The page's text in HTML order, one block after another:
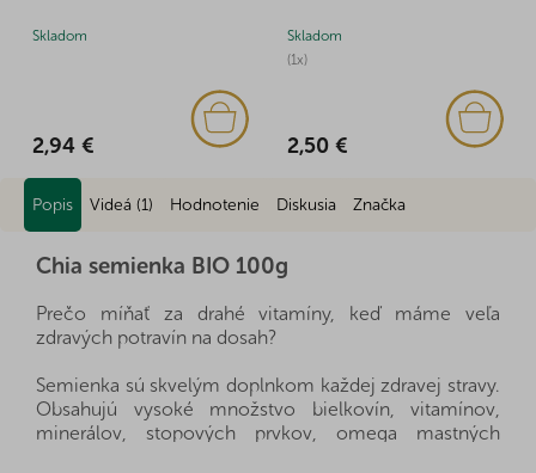
Skladom
2,94 €
(1x)
Skladom
2,50 €
Popis Videá (1) Hodnotenie Diskusia Značka
Chia semienka BIO 100g
Prečo míňať za drahé vitamíny, keď máme veľa
zdravých potravín na dosah?
Semienka sú skvelým doplnkom každej zdravej stravy.
Obsahujú vysoké množstvo bielkovín, vitamínov,
minerálov, stopových prvkov, omega mastných